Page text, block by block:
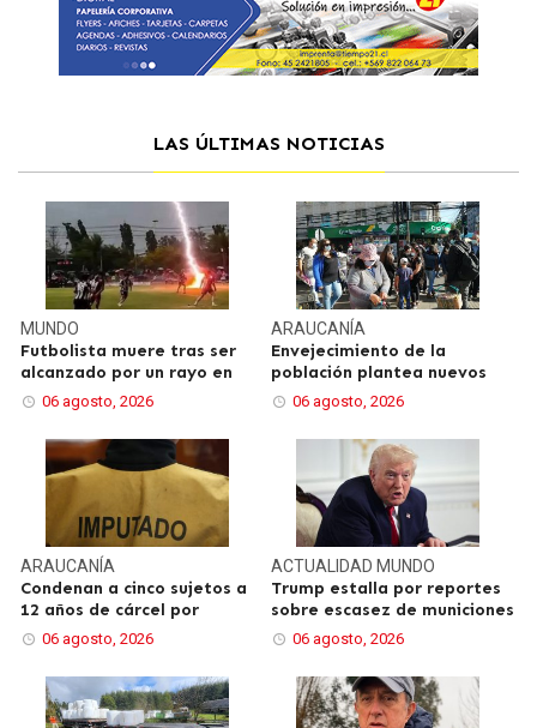
LAS ÚLTIMAS NOTICIAS
MUNDO
Futbolista muere tras ser
alcanzado por un rayo en
06 agosto, 2026
ARAUCANÍA
Envejecimiento de la
población plantea nuevos
06 agosto, 2026
ARAUCANÍA
Condenan a cinco sujetos a
12 años de cárcel por
06 agosto, 2026
ACTUALIDAD MUNDO
Trump estalla por reportes
sobre escasez de municiones
06 agosto, 2026